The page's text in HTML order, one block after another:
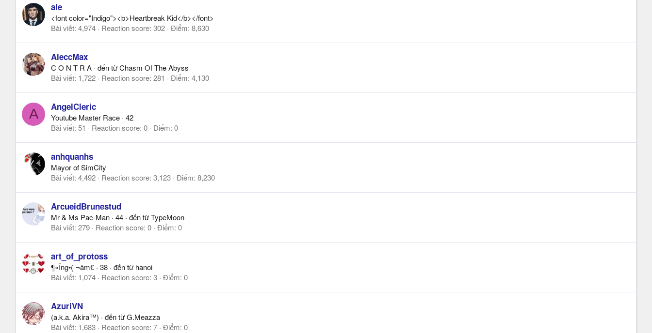
ale
<font color="Indigo"><b>Heartbreak Kid</b></font>
Bài viết 4,974 Reaction score 302 Điểm 8,630
AleccMax
C O N T R A · đến từChasm Of The Abyss
Bài viết 1,722 Reaction score 281 Điểm 4,130
A AngelCleric
Youtube Master Race · 42
Bài viết 51 Reaction score 0 Điểm 0
anhquanhs
Mayor of SimCity
Bài viết 4,492 Reaction score 3,123 Điểm 8,230
ArcueidBrunestud
Mr & Ms Pac-Man · 44 · đến từTypeMoon
Bài viết 279 Reaction score 0 Điểm 0
art_of_protoss
¶«Ïng•(¯¬äm€ · 38 · đến từ hanoi
Bài viết 1,074 Reaction score 3 Điểm 0
AzuriVN
(a.k.a. Akira™) · đến từG.Meazza
Bài viết 1,683 Reaction score 7 Điểm 0